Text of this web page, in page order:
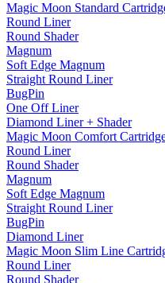
Magic Moon Standard
Round Liner
Round Shader
Magnum
Soft Edge Magnum
Straight Round Liner
BugPin
One Off Liner
Diamond Liner + Shader
Magic Moon Comfort
Round Liner
Round Shader
Magnum
Soft Edge Magnum
Straight Round Liner
BugPin
Diamond Liner
Magic Moon Slim Line
Round Liner
Round Shader